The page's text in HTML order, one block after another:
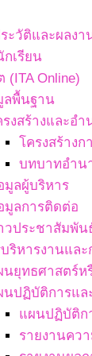
ะวัติและผลงา
เรียน
(ITA Online)
ลพื้นฐาน
รงสร้างและอ
โครงสร้างก
บทบาทอำน
มูลผู้บริหาร
มูลการติดต่อ
วประชาสัมพัน
ริหารงานและ
นยุทธศาสตร์
นปฏิบัติการแล
แผนปฏิบัติก
รายงานคว